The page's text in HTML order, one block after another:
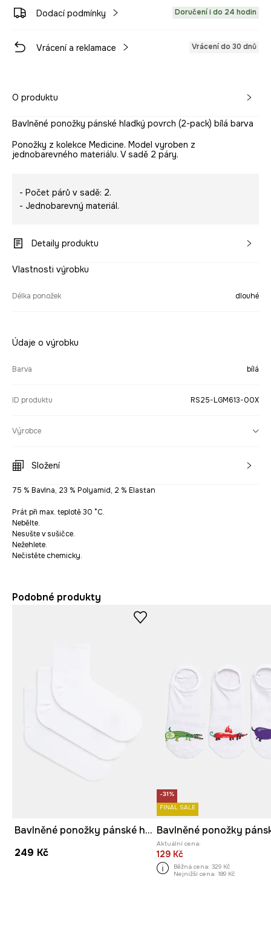
Dodací podmínky Doručení i do 24 hodin
Vrácení a reklamace Vrácení do 30 dnů
O produktu
Bavlněné ponožky pánské hladký povrch (2-pack) bílá barva
Ponožky z kolekce Medicine. Model vyroben z
jednobarevného materiálu. V sadě 2 páry.
- Počet párů v sadě: 2.
- Jednobarevný materiál.
Detaily produktu
Vlastnosti výrobku
Délka ponožek dlouhé
Údaje o výrobku
Barva bílá
ID produktu RS25-LGM613-00X
Výrobce
Složení
75 % Bavlna, 23 % Polyamid, 2 % Elastan
Prát při max. teplotě 30 °C.
Nebělte.
Nesušte v sušičce.
Nežehlete.
Nečistěte chemicky.
Podobné produkty
Bavlněné ponožky pánské hladký povrch (3-pack) bílá barva
249 Kč
-31%
FINAL SALE
Aktuální cena:
129 Kč
Běžná cena: 329 Kč
Nejnižší cena: 189 Kč